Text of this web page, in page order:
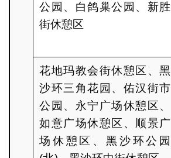
公园、白鸽巢公园、新胜
街休憩区
花地玛教会街休憩区、黑
沙环三角花园、佑汉街市
公园、永宁广场休憩区、
如意广场休憩区、顺景广
场休憩区、黑沙环公园